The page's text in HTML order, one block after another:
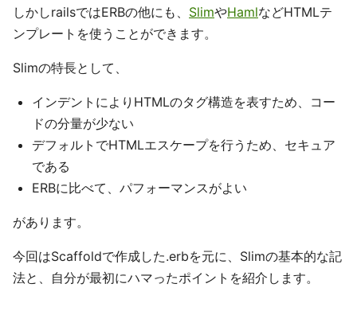
しかしrailsではERBの他にも、 SlimやHamlなどHTMLテ
ンプレートを使うことができます。
Slimの特長として、
インデントによりHTMLのタグ構造を表すため、コー
ドの分量が少ない
デフォルトでHTMLエスケープを行うため、セキュア
である
ERBに比べて、パフォーマンスがよい
があります。
今回はScaffoldで作成した.erbを元に、Slimの基本的な記
法と、自分が最初にハマったポイントを紹介します。